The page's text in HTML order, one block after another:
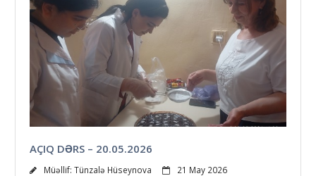
AÇIQ DƏRS – 20.05.2026
Müəllif: Tünzalə Hüseynova
21 May 2026